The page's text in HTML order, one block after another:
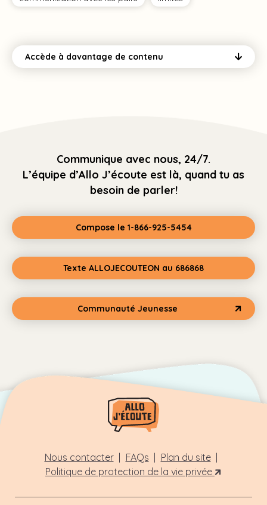
Tag Tag
Accède à davantage de contenu
Communique avec nous, 24/7.
L’équipe d’Allo J’écoute est là, quand tu as
besoin de parler!
Compose le 1-866-925-5454
Texte ALLOJECOUTEON au 686868
Communauté Jeunesse
Nous contacter FAQs
Plan du site
Politique de protection de la vie privée